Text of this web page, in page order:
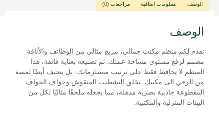
الوصف معلومات إضافية مراجعات (0)
الوصف
نقدم لكم منظم مكتب جمالي، مزيج مثالي من الوظائف والأناقة
مصمم لرفع مستوى مساحة عملك. تم تصنيعه بعناية فائقة، هذا
المنظم لا يحافظ فقط على ترتيب مستلزماتك، بل يضيف أيضًا لمسة
من الرقي إلى مكتبك. يخلق التشطيب المنقوش وحواف الحواف
المقطوعة جاذبية بصرية مذهلة، مما يجعله ملحقًا مثاليًا لكل من
البيئات المنزلية والمكتبية.